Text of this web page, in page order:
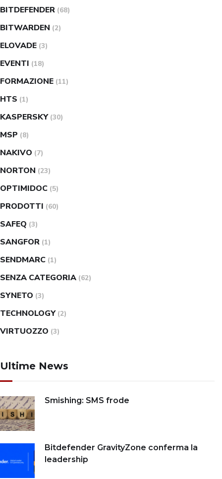
BITDEFENDER (68)
BITWARDEN (2)
ELOVADE (3)
EVENTI (18)
FORMAZIONE (11)
HTS (1)
KASPERSKY (30)
MSP (8)
NAKIVO (7)
NORTON (23)
OPTIMIDOC (5)
PRODOTTI (60)
SAFEQ (3)
SANGFOR (1)
SENDMARC (1)
SENZA CATEGORIA (62)
SYNETO (3)
TECHNOLOGY (2)
VIRTUOZZO (3)
Ultime News
Smishing: SMS frode
Bitdefender GravityZone conferma la
leadership